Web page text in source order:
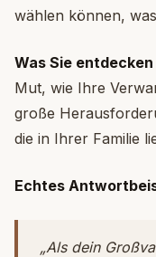
wählen können,
Was Sie
Mut, wie Ihre
große
die in Ihrer Familie
Echtes
„Als dein